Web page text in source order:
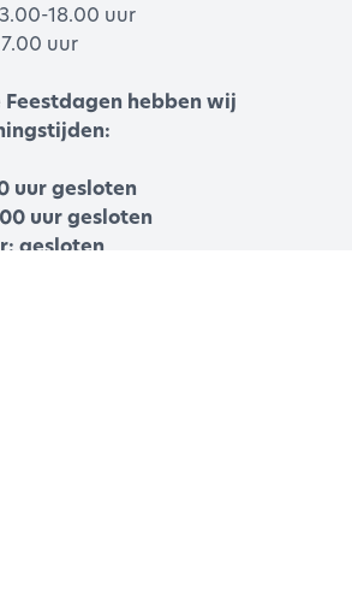
18.00 uur
uur
hebben wij
uur gesloten
uur gesloten
gesloten